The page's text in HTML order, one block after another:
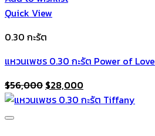
Quick View
0.30 กะรัต
แหวนเพชร 0.30 กะรัต Power of Love
$56,000 Original
price
$28,000Current
price